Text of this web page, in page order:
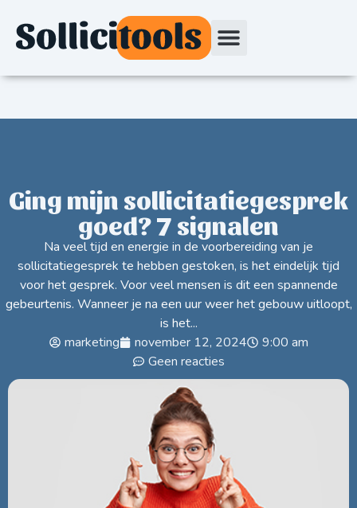
Ging mijn sollicitatiegesprek
goed? 7 signalen
Na veel tijd en energie in de voorbereiding van je
sollicitatiegesprek te hebben gestoken, is het eindelijk tijd
voor het gesprek. Voor veel mensen is dit een spannende
gebeurtenis. Wanneer je na een uur weer het gebouw uitloopt,
is het...
marketing
november 12, 2024
9:00 am
Geen reacties